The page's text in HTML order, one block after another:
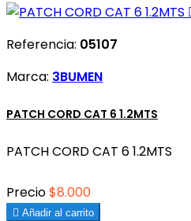
Referencia: 05107
Marca: 3BUMEN
PATCH CORD CAT 6 1.2MTS
PATCH CORD CAT 6 1.2MTS
Precio$8.000
 Añadir al carrito